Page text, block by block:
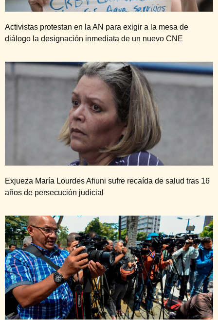
Activistas protestan en la AN para exigir a la mesa de
diálogo la designación inmediata de un nuevo CNE
Exjueza María Lourdes Afiuni sufre recaída de salud tras 16
años de persecución judicial